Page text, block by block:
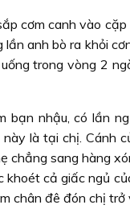
cơm canh vào
anh bò ra khỏi
trong vòng 2
bạn nhậu, có lần
là tại chị. Cánh
chẳng sang hàng
cả giấc ngủ
chân đê đón chị